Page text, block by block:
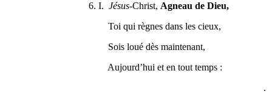
6. I.Jésus-Christ, Agneau de Dieu,
Toi qui règnes dans les cieux,
Sois loué dès maintenant,
Aujourd’hui et en tout temps :
.